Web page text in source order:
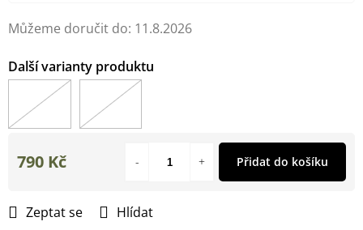
Můžeme doručit do: 11.8.2026
Zeptat se Hlídat
790 Kč Přidat do košíku